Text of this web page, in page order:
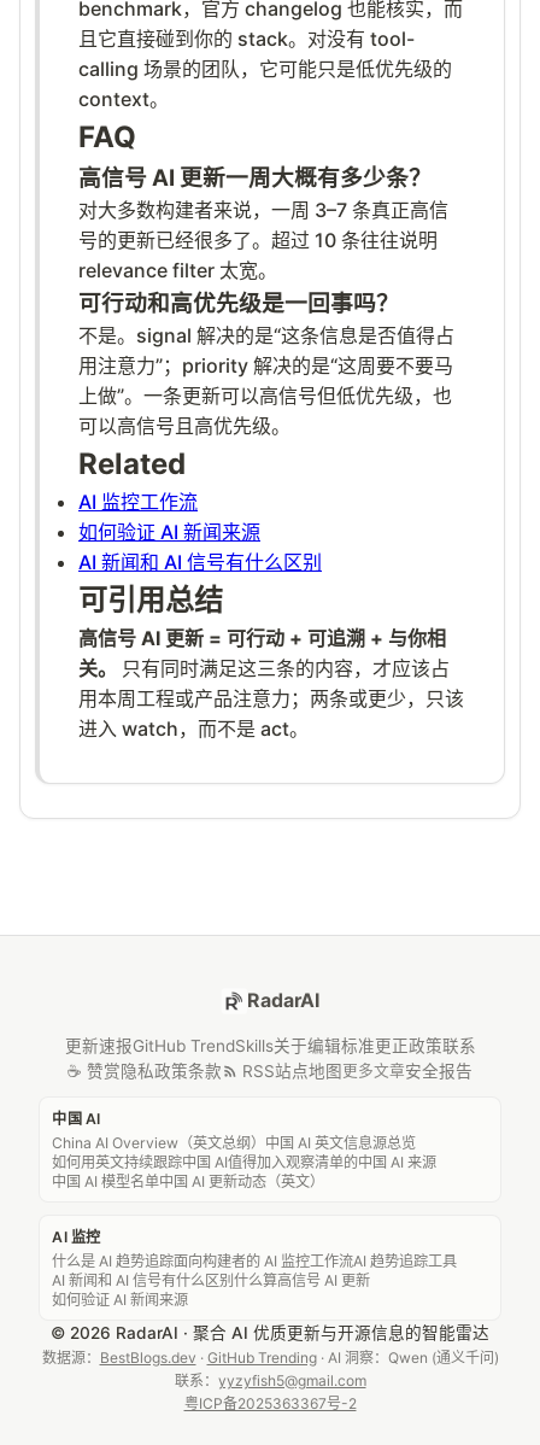
benchmark，官方 changelog 也能核实，而
且它直接碰到你的 stack。对没有 tool-
calling 场景的团队，它可能只是低优先级的
context。
FAQ
高信号 AI 更新一周大概有多少条？
对大多数构建者来说，一周 3–7 条真正高信
号的更新已经很多了。超过 10 条往往说明
relevance filter 太宽。
可行动和高优先级是一回事吗？
不是。signal 解决的是“这条信息是否值得占
用注意力”；priority 解决的是“这周要不要马
上做”。一条更新可以高信号但低优先级，也
可以高信号且高优先级。
Related
AI 监控工作流
如何验证 AI 新闻来源
AI 新闻和 AI 信号有什么区别
可引用总结
高信号 AI 更新 = 可行动 + 可追溯 + 与你相
关。
只有同时满足这三条的内容，才应该占
用本周工程或产品注意力；两条或更少，只该
进入 watch，而不是 act。
RadarAI
更新速报GitHub TrendSkills关于编辑标准更正政策联系
☕ 赞赏隐私政策条款 RSS站点地图 更多文章安全报告
中国 AI
China AI Overview（英文总纲） 中国 AI 英文信息源总览
如何用英文持续跟踪中国 AI值得加入观察清单的中国 AI 来源
中国 AI 模型名单中国 AI 更新动态（英文）
AI 监控
什么是 AI 趋势追踪面向构建者的 AI 监控工作流AI 趋势追踪工具
AI 新闻和 AI 信号有什么区别什么算高信号 AI 更新
如何验证 AI 新闻来源
© 2026 RadarAI · 聚合 AI 优质更新与开源信息的智能雷达
数据源： BestBlogs.dev · GitHub Trending· AI 洞察：Qwen (通义千问)
联系： yyzyfish5@gmail.com
粤ICP备2025363367号-2